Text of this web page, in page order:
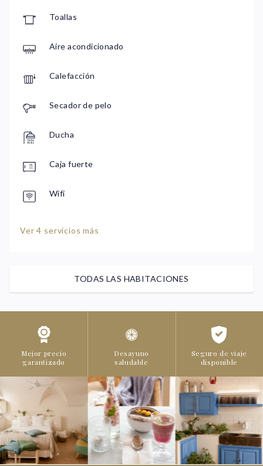
Toallas
Aire acondicionado
Calefacción
Secador de pelo
Ducha
Caja fuerte
Wifi
Ver 4 servicios más
TODAS LAS HABITACIONES
Mejor precio
garantizado
Desayuno
saludable
Seguro de viaje
disponible